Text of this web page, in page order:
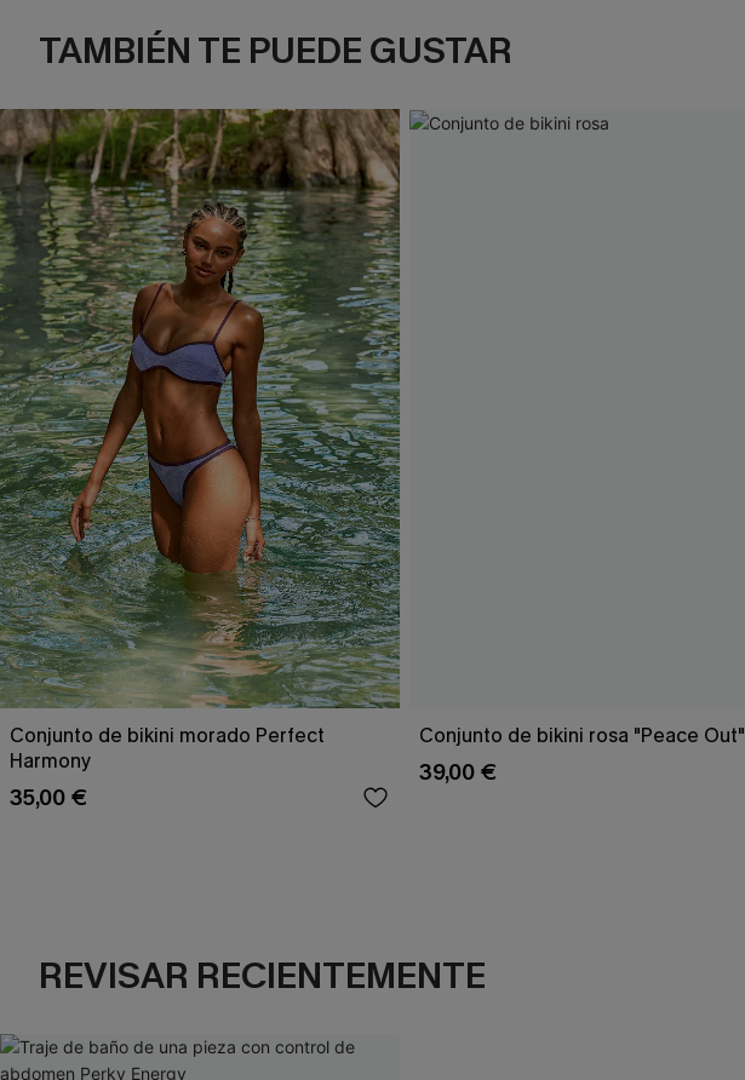
TAMBIÉN TE PUEDE GUSTAR
Conjunto de bikini morado Perfect
Harmony
35,00 €
Conjunto de bikini rosa "Peace Out"
39,00 €
REVISAR RECIENTEMENTE